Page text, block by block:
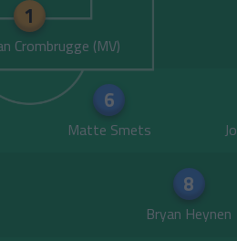
1
Crombrugge
6
Matte Smets
8
Bryan Heynen